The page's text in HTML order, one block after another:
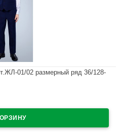
01/02 размерный ряд 36/128-